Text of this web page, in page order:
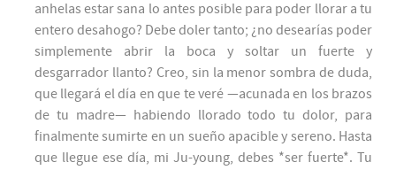
anhelas estar sana lo antes posible para poder llorar a tu
entero desahogo? Debe doler tanto; ¿no desearías poder
simplemente abrir la boca y soltar un fuerte y
desgarrador llanto? Creo, sin la menor sombra de duda,
que llegará el día en que te veré —acunada en los brazos
de tu madre— habiendo llorado todo tu dolor, para
finalmente sumirte en un sueño apacible y sereno. Hasta
que llegue ese día, mi Ju-young, debes *ser fuerte*. Tu